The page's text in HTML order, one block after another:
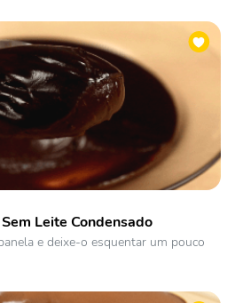
Leite Condensado
e deixe-o esquentar um pouco